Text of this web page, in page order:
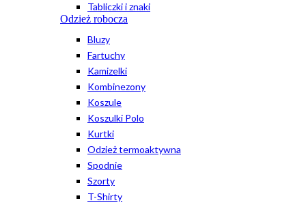
Tabliczki i znaki
Odzież robocza
Bluzy
Fartuchy
Kamizelki
Kombinezony
Koszule
Koszulki Polo
Kurtki
Odzież termoaktywna
Spodnie
Szorty
T-Shirty